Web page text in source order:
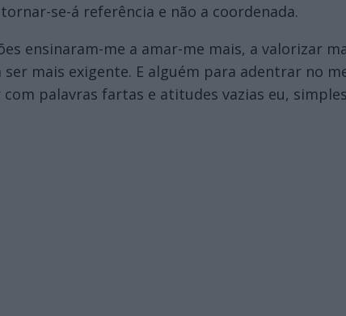
se-á referência e não a coordenada.
ensinaram-me a amar-me mais, a valorizar
mais exigente. E alguém para adentrar no
palavras fartas e atitudes vazias eu,